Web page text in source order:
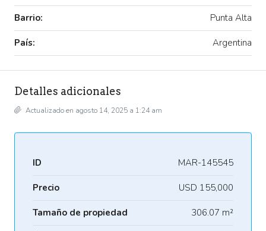
Barrio: Punta Alta
País: Argentina
Detalles adicionales
Actualizado en agosto 14, 2025 a 1:24 am
ID MAR-145545
Precio USD 155,000
Tamaño de propiedad 306.07 m²